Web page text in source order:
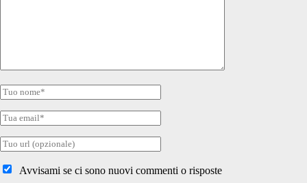
Tuo
Tua
Tuo
internetAvvisami se ci sono nuovi commenti o risposte